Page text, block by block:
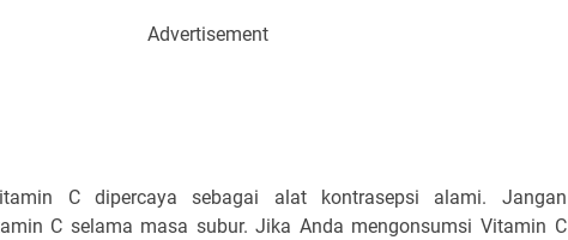
Advertisement
C dipercaya sebagai alat kontrasepsi alami. Jangan
C selama masa subur. Jika Anda mengonsumsi Vitamin C